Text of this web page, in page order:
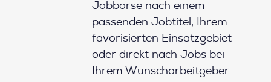
Jobbörse nach einem
passenden Jobtitel, Ihrem
favorisierten Einsatzgebiet
oder direkt nach Jobs bei
Ihrem Wunscharbeitgeber.